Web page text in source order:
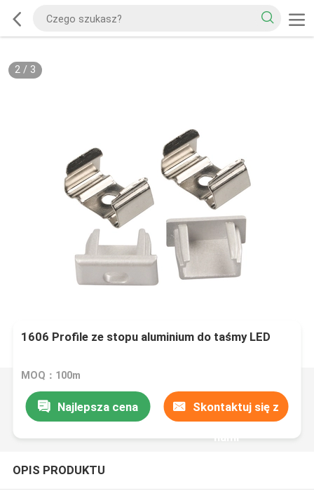
2/ 3
1606 Profile ze stopu aluminium do taśmy LED
MOQ：100m
Najlepsza cena Skontaktuj się z
nami
OPIS PRODUKTU